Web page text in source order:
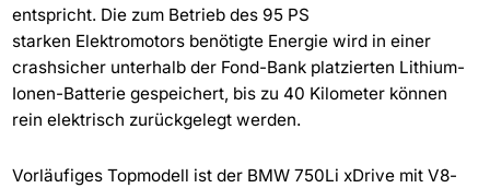
entspricht. Die zum Betrieb des 95 PS
starken Elektromotors benötigte Energie wird in einer
crashsicher unterhalb der Fond-Bank platzierten Lithium-
Ionen-Batterie gespeichert, bis zu 40 Kilometer können
rein elektrisch zurückgelegt werden.
Vorläufiges Topmodell ist der BMW 750Li xDrive mit V8-